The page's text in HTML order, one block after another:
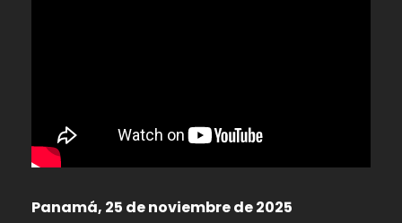
Panamá, 25 de noviembre de 2025